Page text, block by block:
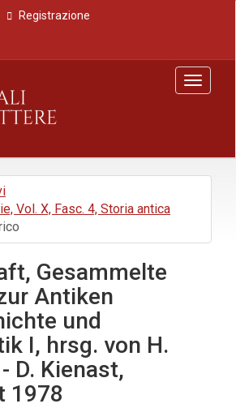
Registrazione
Toggle
Vol. X, Fasc. 4, Storia antica
Gesammelte
Antiken
und
I, hrsg. von H.
D. Kienast,
1978